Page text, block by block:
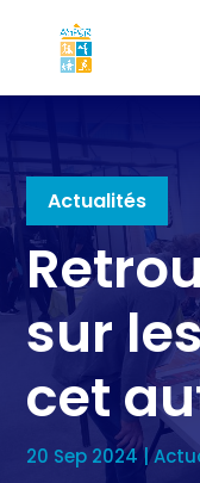
Actualités
sur
cet
20 Sep 2024|